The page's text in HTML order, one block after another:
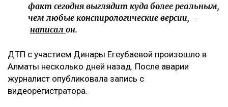
факт сегодня выглядит куда более реальным,
чем любые конспирологические версии, –
написал он.
ДТП с участием Динары Егеубаевой произошло в
Алматы несколько дней назад. После аварии
журналист опубликовала запись с
видеорегистратора.